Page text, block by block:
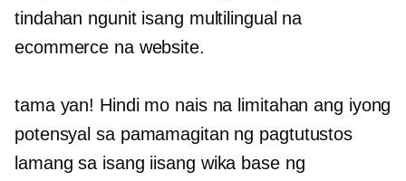
tindahan ngunit isang multilingual na
ecommerce na website.
tama yan! Hindi mo nais na limitahan ang iyong
potensyal sa pamamagitan ng pagtutustos
lamang sa isang iisang wika base ng